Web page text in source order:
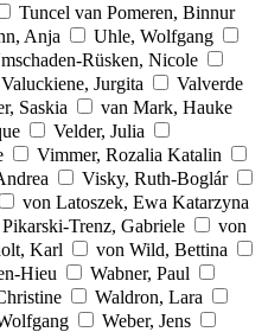
Tuncel van Pomeren, Binnur
Anja
Uhle, Wolfgang
Rüsken, Nicole
Valuckiene, Jurgita
Valverde
Saskia
van Mark, Hauke
Velder, Julia
Vimmer, Rozalia Katalin
Visky, Ruth-Boglár
von Latoszek, Ewa Katarzyna
Trenz, Gabriele
von
Karl
von Wild, Bettina
Hieu
Wabner, Paul
Waldron, Lara
Weber, Jens